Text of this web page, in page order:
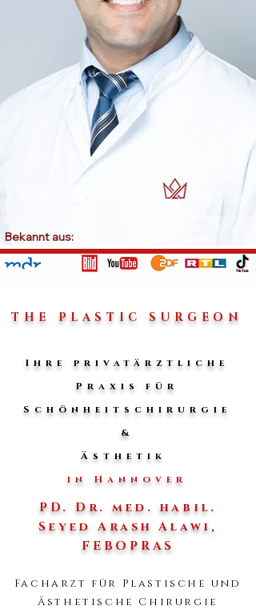
Bekannt aus:
THE PLASTIC SURGEON
Ihre privatärztliche
Praxis für
Schönheitschirurgie
&
Ästhetik
in Hannover
PD. Dr. med. habil.
Seyed Arash Alawi,
FEBOPRAS
Facharzt für Plastische und
Ästhetische Chirurgie